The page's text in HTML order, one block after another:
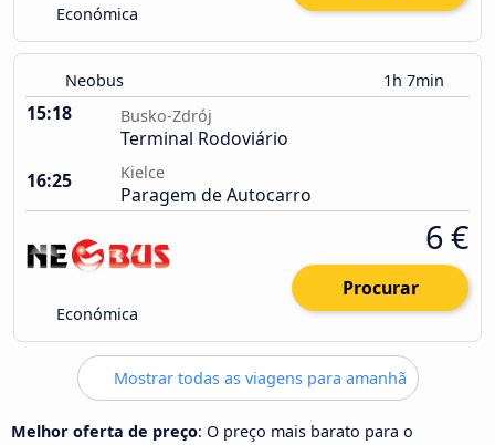
Económica
Neobus 1h 7min
15:18 Busko-Zdrój
Terminal Rodoviário
16:25
Kielce
Paragem de Autocarro
Económica
6 €
Procurar
Mostrar todas as viagens para amanhã
Melhor oferta de preço: O preço mais barato para o